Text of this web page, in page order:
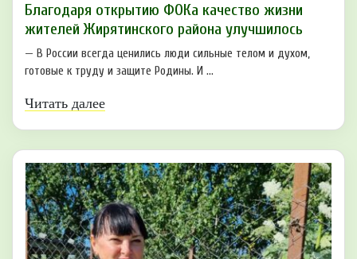
Благодаря открытию ФОКа качество жизни
жителей Жирятинского района улучшилось
— В России всегда ценились люди сильные телом и духом,
готовые к труду и защите Родины. И ...
Читать далее